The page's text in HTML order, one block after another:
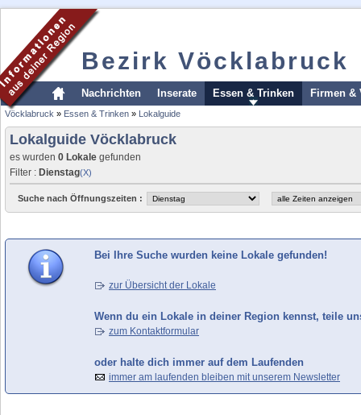
Bezirk Vöcklabruck
Nachrichten Inserate Essen & Trinken Firmen &
Vöcklabruck » Essen & Trinken » Lokalguide
Lokalguide Vöcklabruck
es wurden 0 Lokale gefunden
Filter : Dienstag(X)
Suche nach Öffnungszeiten :
Bei Ihre Suche wurden keine Lokale gefunden!
zur Übersicht der Lokale
Wenn du ein Lokale in deiner Region kennst, teile
zum Kontaktformular
oder halte dich immer auf dem Laufenden
immer am laufenden bleiben mit unserem Newsletter